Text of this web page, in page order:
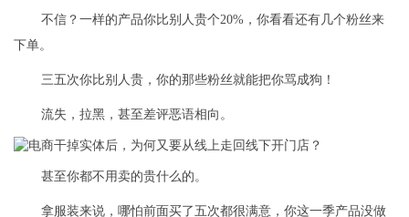
不信？一样的产品你比别人贵个20%，你看看还有几个粉丝来
下单。
三五次你比别人贵，你的那些粉丝就能把你骂成狗！
流失，拉黑，甚至差评恶语相向。
甚至你都不用卖的贵什么的。
拿服装来说，哪怕前面买了五次都很满意，你这一季产品没做